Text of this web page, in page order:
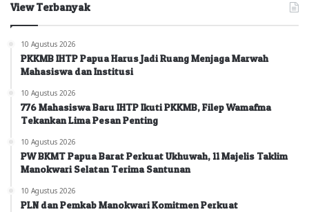
View Terbanyak
10 Agustus 2026
PKKMB IHTP Papua Harus Jadi Ruang Menjaga Marwah
Mahasiswa dan Institusi
10 Agustus 2026
776 Mahasiswa Baru IHTP Ikuti PKKMB, Filep Wamafma
Tekankan Lima Pesan Penting
10 Agustus 2026
PW BKMT Papua Barat Perkuat Ukhuwah, 11 Majelis Taklim
Manokwari Selatan Terima Santunan
10 Agustus 2026
PLN dan Pemkab Manokwari Komitmen Perkuat